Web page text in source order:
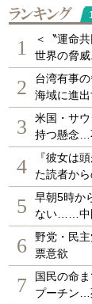
1
＜〝運命
世界の脅威
2
台湾有事
海域に進
3
米国・サ
持つ懸念…
4
『彼女は
た読者か
5
早朝5時か
ない……中
6
野党・民
票意欲
7
国民の命
プーチン…